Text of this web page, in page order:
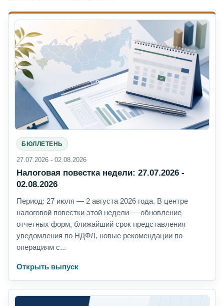
БЮЛЛЕТЕНЬ
27.07.2026 - 02.08.2026
Налоговая повестка недели: 27.07.2026 -
02.08.2026
Период: 27 июля — 2 августа 2026 года. В центре
налоговой повестки этой недели — обновление
отчетных форм, ближайший срок представления
уведомления по НДФЛ, новые рекомендации по
операциям с...
Открыть выпуск